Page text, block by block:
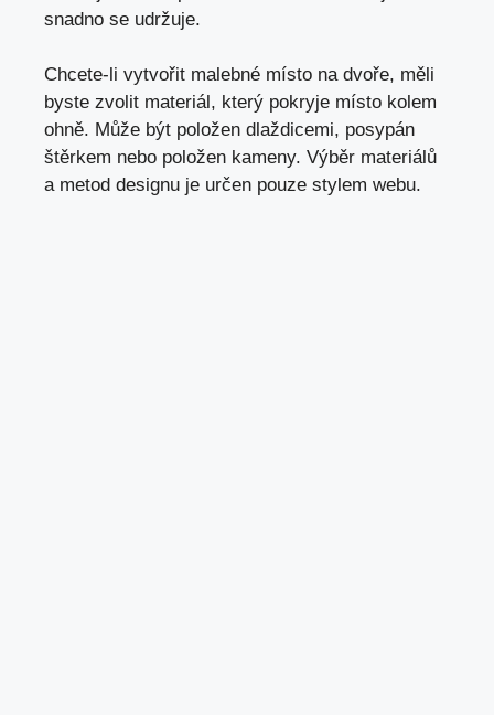
snadno se udržuje.
Chcete-li vytvořit malebné místo na dvoře, měli
byste zvolit materiál, který pokryje místo kolem
ohně. Může být položen dlaždicemi, posypán
štěrkem nebo položen kameny. Výběr materiálů
a metod designu je určen pouze stylem webu.